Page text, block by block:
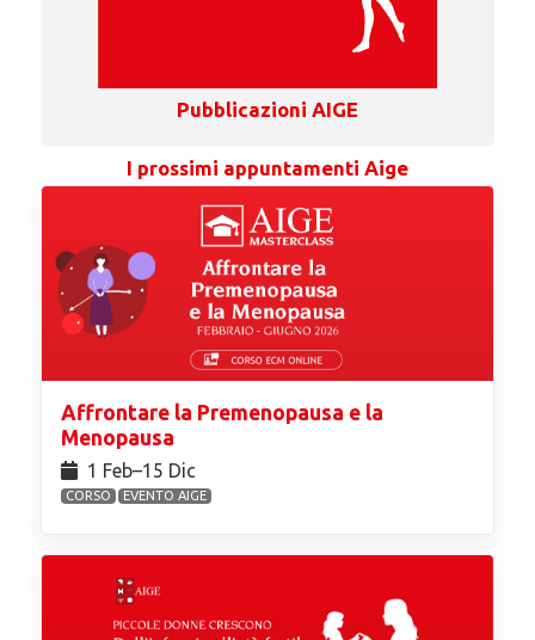
Pubblicazioni AIGE
I prossimi appuntamenti Aige
Affrontare la Premenopausa e la
Menopausa
1 Feb⁠–15 Dic
CORSO EVENTO AIGE